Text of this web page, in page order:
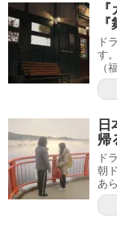
ド
す
（
日
帰
ド
朝
あ